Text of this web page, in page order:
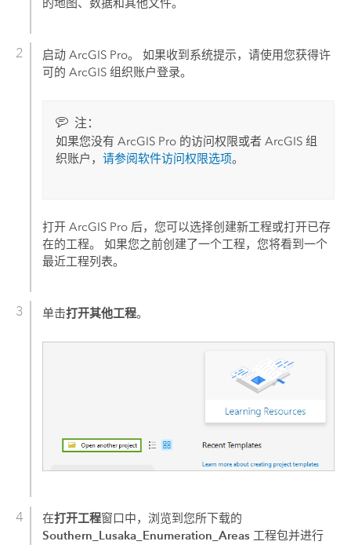
的地图、数据和其他文件。
启动ArcGIS Pro。 如果收到系统提示，请使用您获得许
可的 ArcGIS 组织账户登录。
注：
如果您没有ArcGIS Pro 的访问权限或者 ArcGIS 组
织账户，请参阅软件访问权限选项。
打开ArcGIS Pro 后，您可以选择创建新工程或打开已存
在的工程。 如果您之前创建了一个工程，您将看到一个
最近工程列表。
单击打开其他工程。
在打开工程窗口中，浏览到您所下载的
Southern_Lusaka_Enumeration_Areas 工程包并进行